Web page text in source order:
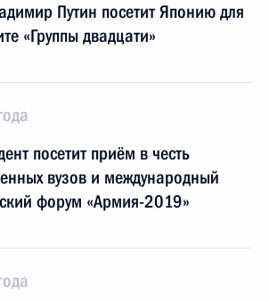
Путин посетит Японию для
«Группы двадцати»
посетит приём в честь
вузов и международный
форум «Армия-2019»